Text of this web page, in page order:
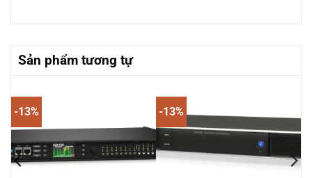
Sản phẩm tương tự
-13% -13%